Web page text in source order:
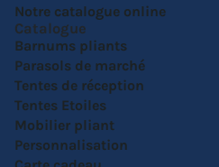
Notre catalogue online
Catalogue
Barnums pliants
Parasols de marché
Tentes de réception
Tentes Etoiles
Mobilier pliant
Personnalisation